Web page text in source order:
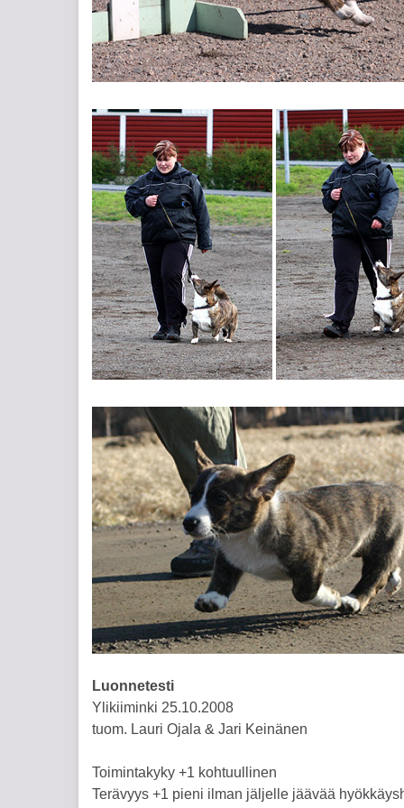
Luonnetesti
Ylikiiminki 25.10.2008
tuom. Lauri Ojala & Jari Keinänen
Toimintakyky +1 kohtuullinen
Terävyys +1 pieni ilman jäljelle jäävää